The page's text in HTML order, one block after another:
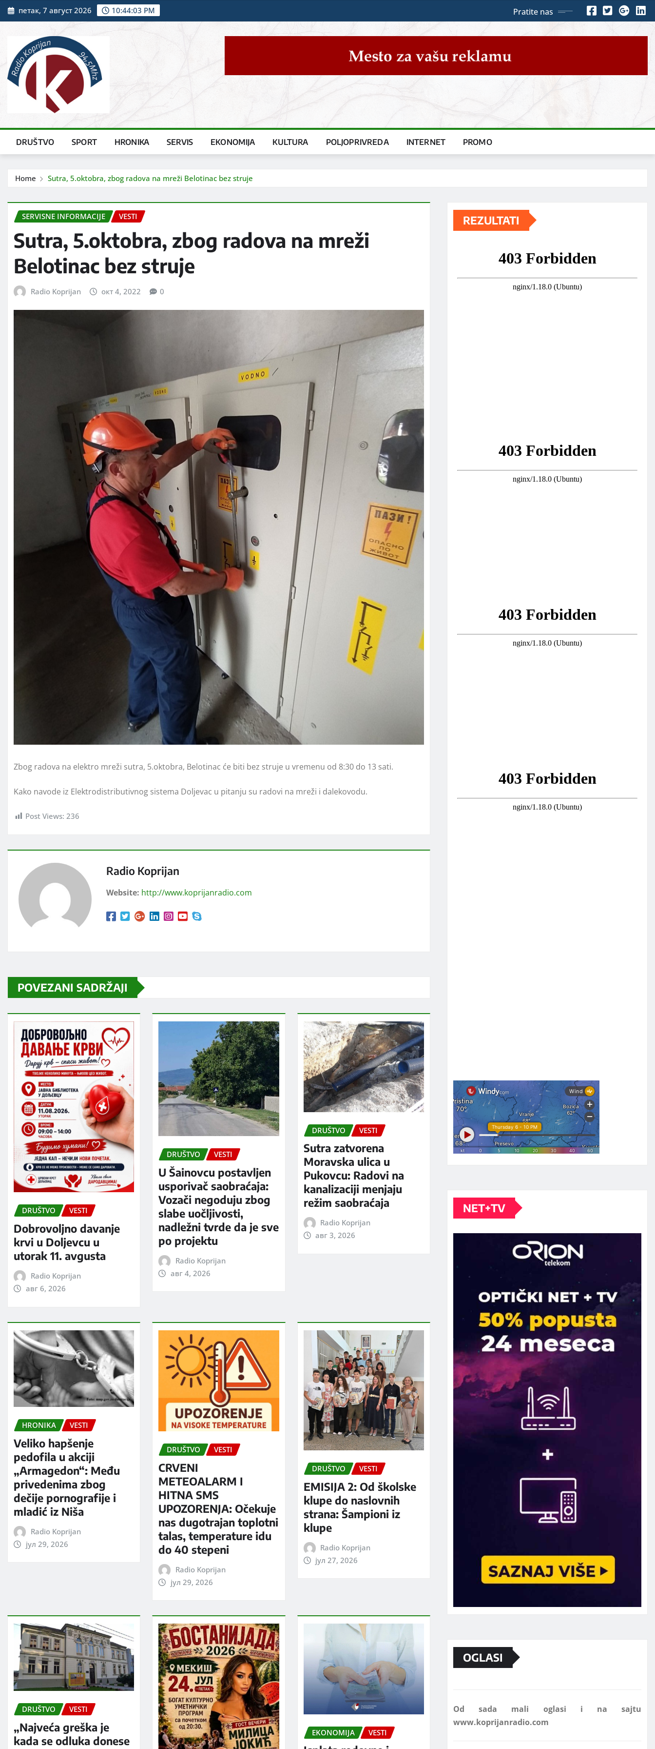
Skip
to
петак, 7 август 2026 10:44:05 PM Pratite nas
DRUŠTVO SPORT HRONIKA SERVIS EKONOMIJA KULTURA POLJOPRIVREDA INTERNET PROMO
Home Sutra, 5.oktobra, zbog radova na mreži Belotinac bez struje
SERVISNE INFORMACIJE VESTI
Sutra, 5.oktobra, zbog radova na mreži
Belotinac bez struje
Radio Koprijan окт 4, 2022 0
Zbog radova na elektro mreži sutra, 5.oktobra, Belotinac će biti bez struje u vremenu od 8:30 do 13 sati.
Kako navode iz Elektrodistributivnog sistema Doljevac u pitanju su radovi na mreži i dalekovodu.
Post Views: 236
Radio Koprijan
Website: http://www.koprijanradio.com
POVEZANI SADRŽAJI
DRUŠTVO VESTI
Dobrovoljno davanje
krvi u Doljevcu u
utorak 11. avgusta
Radio Koprijan
авг 6, 2026
DRUŠTVO VESTI
U Šainovcu postavljen
usporivač saobraćaja:
Vozači negoduju zbog
slabe uočljivosti,
nadležni tvrde da je sve
po projektu
Radio Koprijan
авг 4, 2026
DRUŠTVO VESTI
Sutra zatvorena
Moravska ulica u
Pukovcu: Radovi na
kanalizaciji menjaju
režim saobraćaja
Radio Koprijan
авг 3, 2026
HRONIKA VESTI
Veliko hapšenje
pedofila u akciji
„Armagedon“: Među
privedenima zbog
dečije pornografije i
mladić iz Niša
Radio Koprijan
јул 29, 2026
DRUŠTVO VESTI
CRVENI
METEOALARM I
HITNA SMS
UPOZORENJA: Očekuje
nas dugotrajan toplotni
talas, temperature idu
do 40 stepeni
Radio Koprijan
јул 29, 2026
DRUŠTVO VESTI
EMISIJA 2: Od školske
klupe do naslovnih
strana: Šampioni iz
klupe
Radio Koprijan
јул 27, 2026
DRUŠTVO VESTI
„Najveća greška je
kada se odluka donese
EKONOMIJA VESTI
REZULTATI
NET+TV
OGLASI
Marketing telefon 062 463 002